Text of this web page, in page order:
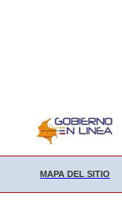
MAPA DEL SITIO